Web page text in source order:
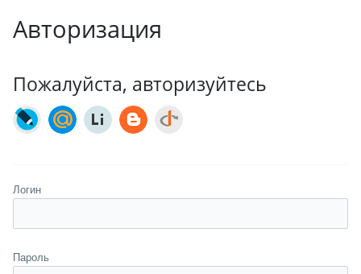
Авторизация
Пожалуйста, авторизуйтесь
Логин
Пароль